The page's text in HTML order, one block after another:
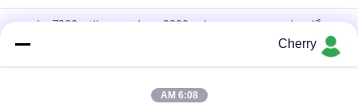
دستگاه میله مسی به روز رسانی 8000 تن ظرفیت سالانه 7920 ساعت
ساعت کار
دستگاه سیم برق و کابل ساخت ماشین 17mm 1000-12000 تن
Cherry
6:08 AM